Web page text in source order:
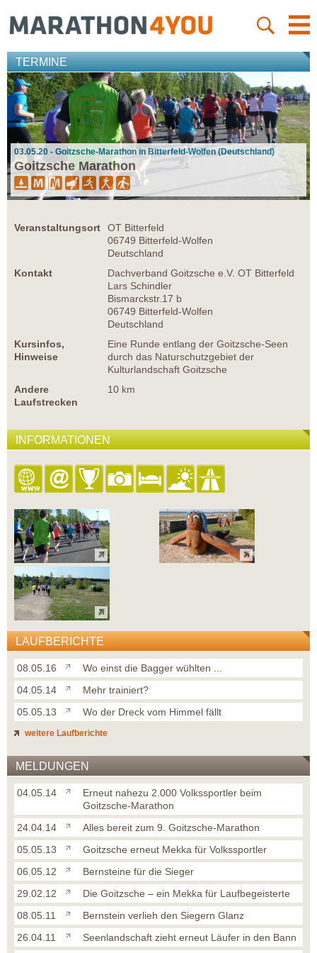
TERMINE
03.05.20 - Goitzsche-Marathon in Bitterfeld-Wolfen (Deutschland)
Goitzsche Marathon
Veranstaltungsort
OT Bitterfeld
06749 Bitterfeld-Wolfen
Deutschland
Kontakt
Dachverband Goitzsche e.V. OT Bitterfeld
Lars Schindler
Bismarckstr.17 b
06749 Bitterfeld-Wolfen
Deutschland
Kursinfos,
Hinweise
Eine Runde entlang der Goitzsche-Seen
durch das Naturschutzgebiet der
Kulturlandschaft Goitzsche
Andere
Laufstrecken
10 km
INFORMATIONEN
LAUFBERICHTE
08.05.16
Wo einst die Bagger wühlten ...
04.05.14
Mehr trainiert?
05.05.13
Wo der Dreck vom Himmel fällt
weitere Laufberichte
MELDUNGEN
04.05.14
Erneut nahezu 2.000 Volkssportler beim
Goitzsche-Marathon
24.04.14
Alles bereit zum 9. Goitzsche-Marathon
05.05.13
Goitzsche erneut Mekka für Volkssportler
06.05.12
Bernsteine für die Sieger
29.02.12
Die Goitzsche – ein Mekka für Laufbegeisterte
08.05.11
Bernstein verlieh den Siegern Glanz
26.04.11
Seenlandschaft zieht erneut Läufer in den Bann